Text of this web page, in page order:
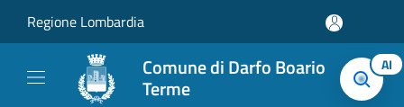
Regione Lombardia
Comune di Darfo Boario
Terme
AI